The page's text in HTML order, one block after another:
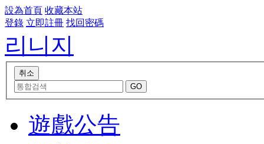
設為首頁 收藏本站
登錄 立即註冊 找回密碼
리니지
遊戲公告